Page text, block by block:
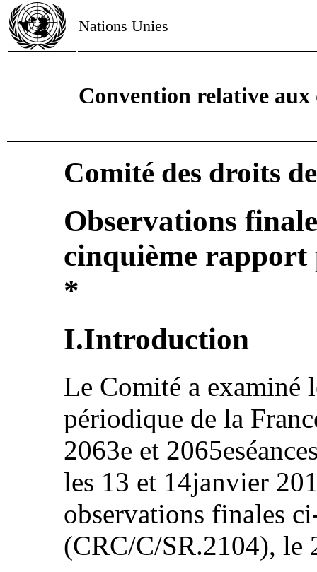
Nations Unies
Convention relative aux
Comité des droits
Observations
cinquième rapport
*
I.Introduction
Le Comité a examiné
périodique de la
2063e et
les 13 et 14janvier
observations finales
(CRC/C/SR.2104), le